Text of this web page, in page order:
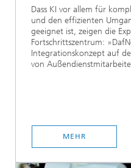
Dass KI vor allem für
und den effizienten
geeignet ist, zeigen die
Fortschrittszentrum:
Integrationskonzept auf
von
MEHR